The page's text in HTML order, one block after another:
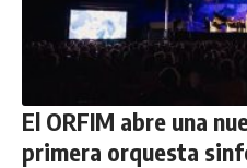
El ORFIM abre una
primera orquesta